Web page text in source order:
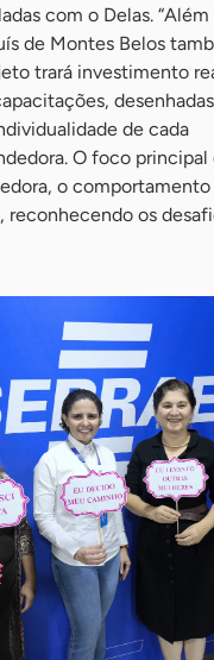
com o Delas.
de Montes Belos
trará investimento
de cada
O foco principal
o
reconhecendo os